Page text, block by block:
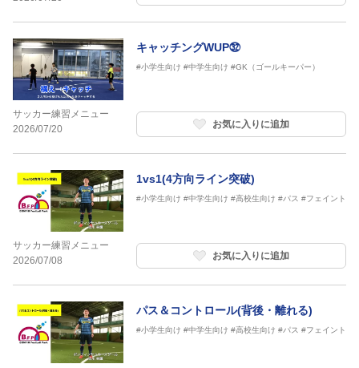
サッカー練習メニュー
2026/07/20
キャッチングWUP㉜
#小学生向け #中学生向け #GK（ゴールキーパー）
お気に入りに追加
サッカー練習メニュー
2026/07/08
1vs1(4方向ライン突破)
#小学生向け #中学生向け #高校生向け #パス #フェイント
お気に入りに追加
パス＆コントロール(背後・離れる)
#小学生向け #中学生向け #高校生向け #パス #フェイント